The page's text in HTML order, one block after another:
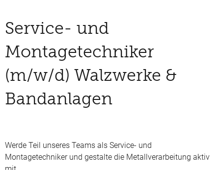
Service- und
Montagetechniker
(m/w/d) Walzwerke &
Bandanlagen
Werde Teil unseres Teams als Service- und
Montagetechniker und gestalte die Metallverarbeitung aktiv